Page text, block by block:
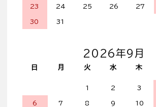
23 24 25 26 27
30 31
2026年9月
日 月 火 水 木
1 2 3
6 7 8 9 10